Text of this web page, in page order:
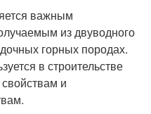
важным
из двуводного
горных породах.
в строительстве
и